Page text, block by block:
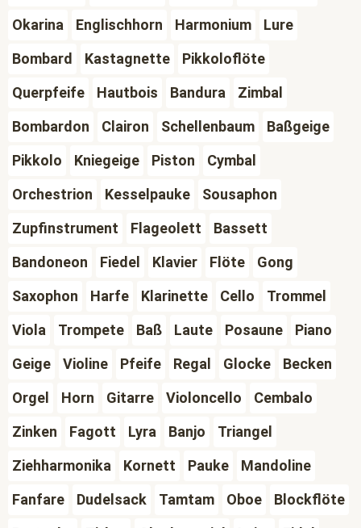
Okarina
Englischhorn Harmonium
Lure
Bombard
Kastagnette
Pikkoloflöte
Querpfeife
Hautbois Bandura
Zimbal
Bombardon
Clairon Schellenbaum
Baßgeige
Pikkolo
Kniegeige Piston
Cymbal
Orchestrion
Kesselpauke
Sousaphon
Zupfinstrument
Flageolett
Bassett
Bandoneon
Fiedel Klavier Flöte
Gong
Saxophon
Harfe Klarinette Cello
Trommel
Viola
Trompete Baß Laute Posaune
Piano
Geige
Violine Pfeife Regal Glocke
Becken
Orgel
Horn Gitarre Violoncello
Cembalo
Zinken
Fagott Lyra Banjo
Triangel
Ziehharmonika
Kornett Pauke
Mandoline
Fanfare
Dudelsack Tamtam Oboe
Blockflöte